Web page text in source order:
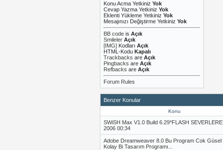
Konu Acma Yetkiniz Yok
Cevap Yazma Yetkiniz Yok
Eklenti Yükleme Yetkiniz Yok
Mesajınızı Değiştirme Yetkiniz Yok
BB code is Açık
Smileler Açık
[IMG] Kodları Açık
HTML-Kodu Kapalı
Trackbacks are Açık
Pingbacks are Açık
Refbacks are Açık
Forum Rules
Benzer Konular
Konu
SWiSH Max V1.0 Build 6.29*FLASH
2006 00:34
Adobe Dreamweaver 8.0 Bu Program Cok Güsel
Kolay Bi Tasarım Programı...